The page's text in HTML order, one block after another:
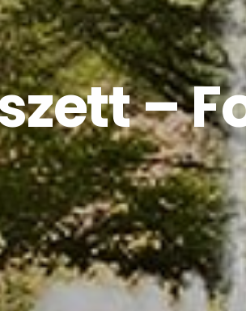
–